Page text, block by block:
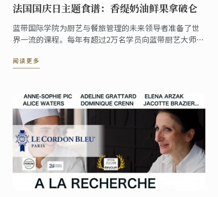
法国国庆日主题食谱：香缇奶油鲜果拿破仑
蓝带国际学院为厨艺与餐旅管理的未来领导者准备了世
界一流的课程。每年有超过2万名学员向蓝带厨艺大师与
庆日，蓝带大师非常高兴地与您分享一款法式甜点的经
阅读更多